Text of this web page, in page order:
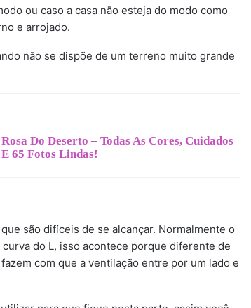
ou caso a casa não esteja do modo como
e arrojado.
não se dispõe de um terreno muito grande
Rosa Do Deserto – Todas As Cores, Cuidados
E 65 Fotos Lindas!
que são difíceis de se alcançar. Normalmente o
do L, isso acontece porque diferente de
com que a ventilação entre por um lado e